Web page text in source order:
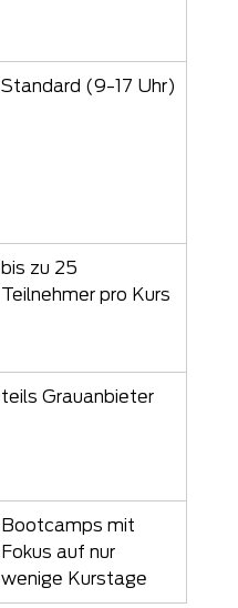
Standard (9-17 Uhr)
bis zu 25
Teilnehmer pro Kurs
teils Grauanbieter
Bootcamps mit
Fokus auf nur
wenige Kurstage